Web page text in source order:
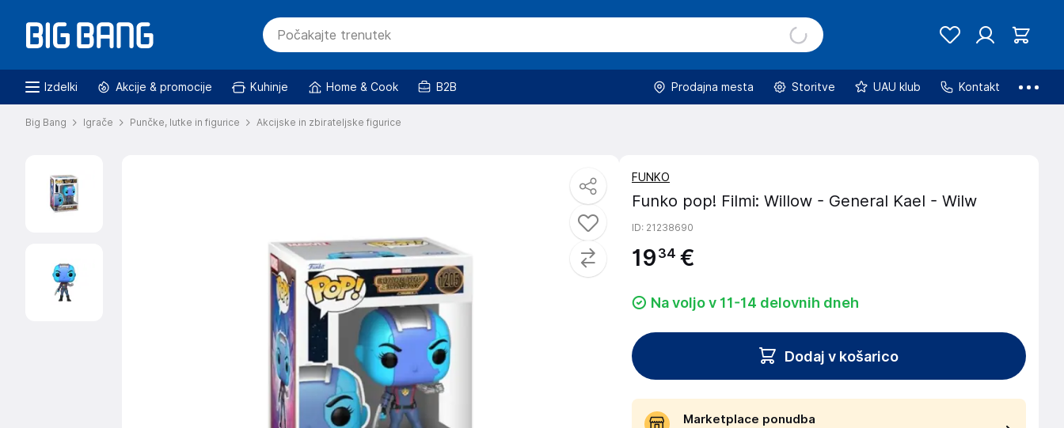
Izdelki Akcije & promocije Kuhinje Home & Cook B2B Prodajna mesta Storitve UAU klub Kontakt
Big Bang Igrače Punčke, lutke in figurice Akcijske in zbirateljske figurice
FUNKO
Funko pop! Filmi: Willow - General Kael - Wilw
ID: 21238690
19 34 €
Na voljo v 11-14 delovnih dneh
Dodaj v košarico
Marketplace ponudba